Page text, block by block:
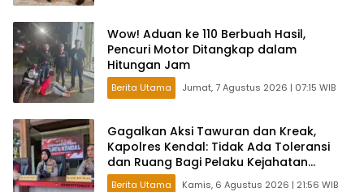
Wow! Aduan ke 110 Berbuah Hasil,
Pencuri Motor Ditangkap dalam
Hitungan Jam
Berita Utama Jumat, 7 Agustus 2026 | 07:15 WIB
Gagalkan Aksi Tawuran dan Kreak,
Kapolres Kendal: Tidak Ada Toleransi
dan Ruang Bagi Pelaku Kejahatan
Jalanan
Berita Utama Kamis, 6 Agustus 2026 | 21:56 WIB